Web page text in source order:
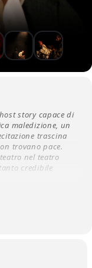
story capace di
maledizione, un
trascina
trovano pace.
nel teatro
credibile